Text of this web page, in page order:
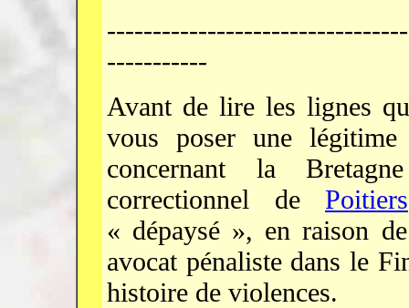
-----------
Avant de lire les lignes
vous poser une
concernant la
correctionnel de Poitiers
« dépaysé », en raison
avocat pénaliste dans le
histoire de violences.